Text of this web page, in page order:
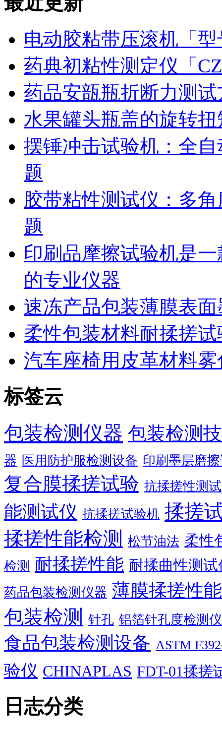
电动胶粘带压滚机「
药典初粘性测定仪「
药品安瓿瓶折断力测
水果罐头瓶盖的旋转
摆锤冲击试验机：全
题
胶带粘性测试仪：多
题
印刷品摩擦试验机是
的专业仪器
速冻产品包装薄膜表
柔性包装材料耐揉搓
汽车座椅用皮革材料
标签云
包装检测仪器 包装检测
器 医用防护服检测设备 印刷墨层磨
复合膜揉搓试验 抗揉搓性测试
能测试仪 抗揉搓试验机 揉搓
揉搓性能检测
松节油法 柔性
检测 耐揉搓性能 耐揉曲性测试
药品包装检测仪器 薄膜揉搓性
包装检测 针孔 铝箔针孔度检测
食品包装检测设备 ASTM
验仪 CHINAPLAS FDT-01揉搓
日志分类